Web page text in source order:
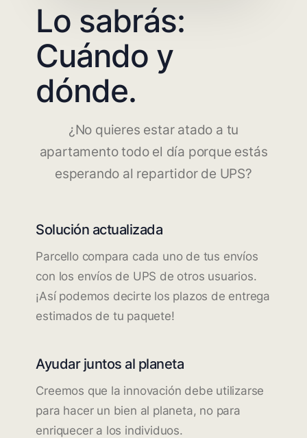
Lo sabrás:
Cuándo y
dónde.
¿No quieres estar atado a tu
apartamento todo el día porque estás
esperando al repartidor de UPS?
Solución actualizada
Parcello compara cada uno de tus envíos
con los envíos de UPS de otros usuarios.
¡Así podemos decirte los plazos de entrega
estimados de tu paquete!
Ayudar juntos al planeta
Creemos que la innovación debe utilizarse
para hacer un bien al planeta, no para
enriquecer a los individuos.